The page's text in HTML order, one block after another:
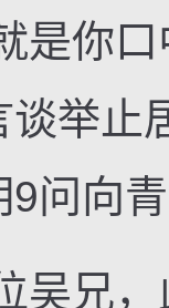
你口
举止
9问向
兄，